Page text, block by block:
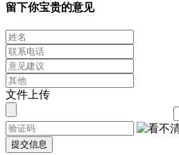
留下你宝贵的意见
文件上传
提交信息